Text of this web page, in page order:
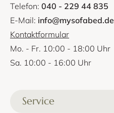
Telefon: 040 - 229 44 835
E-Mail: info@mysofabed.de
Kontaktformular
Mo. - Fr. 10:00 - 18:00 Uhr
Sa. 10:00 - 16:00 Uhr
Service